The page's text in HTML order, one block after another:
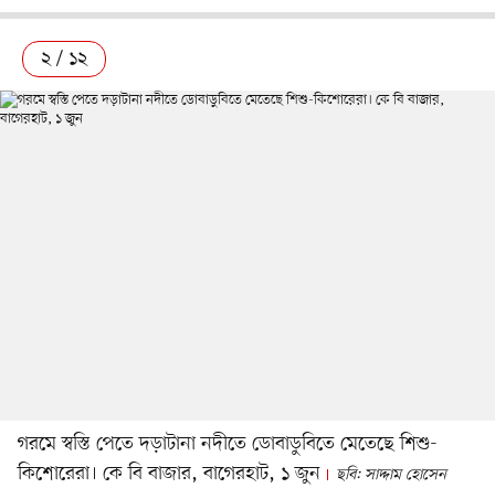
২ / ১২
গরমে স্বস্তি পেতে দড়াটানা নদীতে ডোবাডুবিতে মেতেছে শিশু-
কিশোরেরা। কে বি বাজার, বাগেরহাট, ১ জুন
ছবি: সাদ্দাম হোসেন